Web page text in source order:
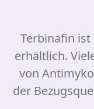
Terbinafin
erhältlich.
von
der